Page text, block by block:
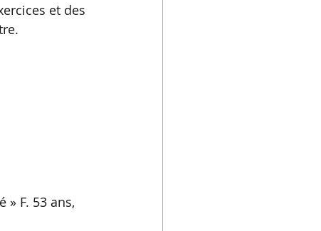
et des
» F. 53 ans,